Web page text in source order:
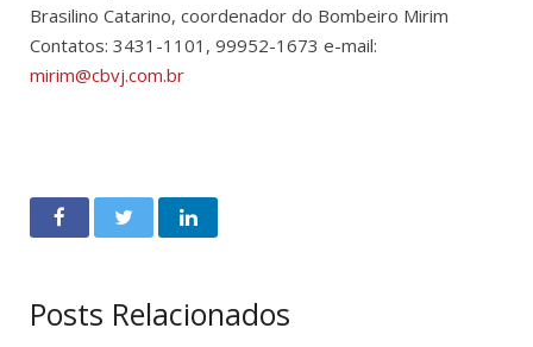
Brasilino Catarino, coordenador do Bombeiro Mirim
Contatos: 3431-1101, 99952-1673 e-mail:
mirim@cbvj.com.br
Posts Relacionados